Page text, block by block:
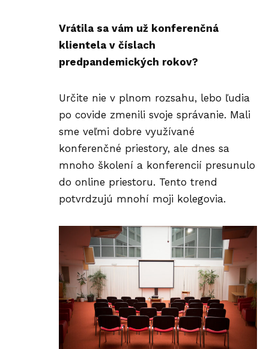
Vrátila sa vám už konferenčná
klientela v číslach
predpandemických rokov?
Určite nie v plnom rozsahu, lebo ľudia
po covide zmenili svoje správanie. Mali
sme veľmi dobre využívané
konferenčné priestory, ale dnes sa
mnoho školení a konferencií presunulo
do online priestoru. Tento trend
potvrdzujú mnohí moji kolegovia.